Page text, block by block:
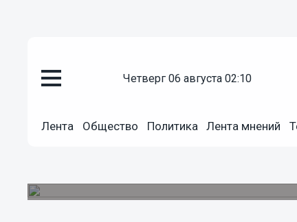
четверг 06 августа 02:10
Лента Общество Политика Лента мнений
25.12.2017 18:30
Около 9 млн рублей
предприятий НХП по